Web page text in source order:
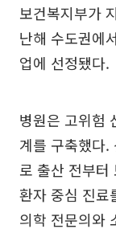
보건복지부가
난해 수도권에
업에 선정됐다.
병원은 고위험
계를 구축했다.
로 출산 전부터
환자 중심 진료
의학 전문의와